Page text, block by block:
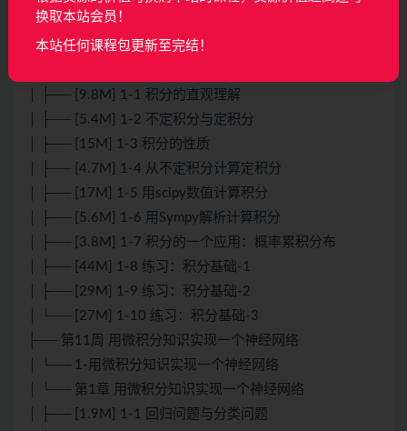
├── 第10周 积分基础
│ └── 1-积分基础
│ ├── [9.8M] 1-1 积分的直观理解
│ ├── [5.4M] 1-2 不定积分与定积分
│ ├── [15M] 1-3 积分的性质
│ ├── [4.7M] 1-4 从不定积分计算定积分
│ ├── [17M] 1-5 用scipy数值计算积分
│ ├── [5.6M] 1-6 用Sympy解析计算积分
│ ├── [3.8M] 1-7 积分的一个应用：概率累积分布
│ ├── [44M] 1-8 练习：积分基础-1
│ ├── [29M] 1-9 练习：积分基础-2
│ └── [27M] 1-10 练习：积分基础-3
├── 第11周 用微积分知识实现一个神经网络
│ └── 1-用微积分知识实现一个神经网络
│ └── 第1章 用微积分知识实现一个神经网络
│ ├── [1.9M] 1-1 回归问题与分类问题
换取本站会员！
本站任何课程包更新至完结！